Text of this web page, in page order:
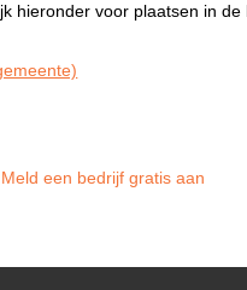
hieronder voor plaatsen in de
Meld een bedrijf gratis aan